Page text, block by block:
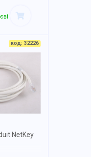
код: 32226
NetKey